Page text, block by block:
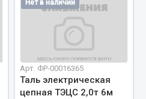
Нет в наличии
Арт. ФР-00016365
Таль электрическая
цепная ТЭЦС 2,0т 6м